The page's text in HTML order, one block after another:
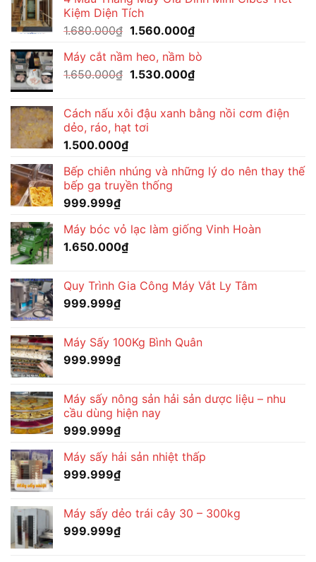
Kiệm Diện Tích
1.680.000₫ Giá
là:
1.680.000₫.
1.560.000₫Giá
tại
là:
Máy cắt nầm heo, nầm bò
1.650.000₫ Giá
1.650.000₫.
1.530.000₫Giá
là:
Cách nấu xôi đậu xanh bằng nồi cơm điện
dẻo, ráo, hạt tơi
1.500.000₫
Bếp chiên nhúng và những lý do nên thay thế
bếp ga truyền thống
999.999₫
Máy bóc vỏ lạc làm giống Vinh Hoàn
1.650.000₫
Quy Trình Gia Công Máy Vắt Ly Tâm
999.999₫
Máy Sấy 100Kg Bình Quân
999.999₫
Máy sấy nông sản hải sản dược liệu – nhu
cầu dùng hiện nay
999.999₫
Máy sấy hải sản nhiệt thấp
999.999₫
Máy sấy dẻo trái cây 30 – 300kg
999.999₫